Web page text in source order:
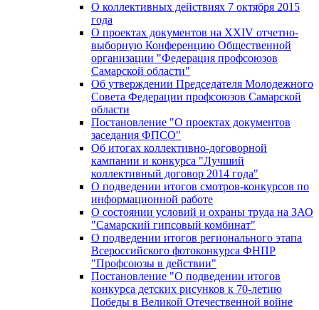
О коллективных действиях 7 октября 2015
года
О проектах документов на XXIV отчетно-
выборную Конференцию Общественной
организации "Федерация профсоюзов
Самарской области"
Об утверждении Председателя Молодежного
Совета Федерации профсоюзов Самарской
области
Постановление "О проектах документов
заседания ФПСО"
Об итогах коллективно-договорной
кампании и конкурса "Лучший
коллективный договор 2014 года"
О подведении итогов смотров-конкурсов по
информационной работе
О состоянии условий и охраны труда на ЗАО
"Самарский гипсовый комбинат"
О подведении итогов регионального этапа
Всероссийского фотоконкурса ФНПР
"Профсоюзы в действии"
Постановление "О подведении итогов
конкурса детских рисунков к 70-летию
Победы в Великой Отечественной войне